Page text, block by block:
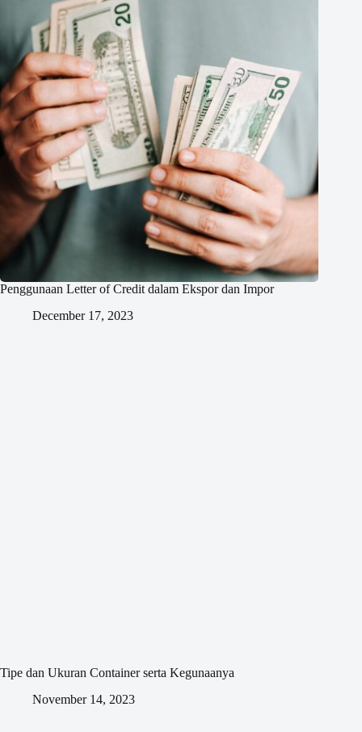
Penggunaan Letter of Credit dalam Ekspor dan Impor
December 17, 2023
Tipe dan Ukuran Container serta Kegunaanya
November 14, 2023